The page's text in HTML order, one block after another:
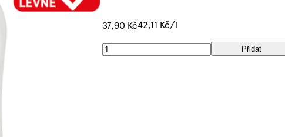
37,90 Kč42,11 Kč/l
Přidat